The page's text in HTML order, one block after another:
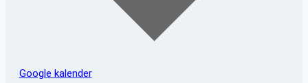
Google kalender